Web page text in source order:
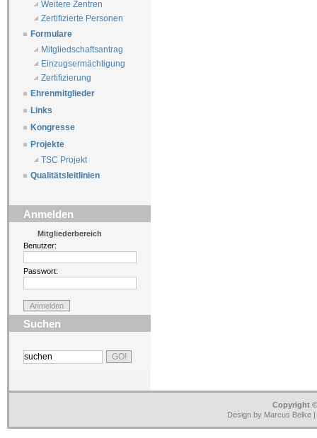
Weitere Zentren
Zertifizierte Personen
Formulare
Mitgliedschaftsantrag
Einzugsermächtigung
Zertifizierung
Ehrenmitglieder
Links
Kongresse
Projekte
TSC Projekt
Qualitätsleitlinien
Anmelden
Mitgliederbereich
Benutzer:
Passwort:
Suchen
Copyright
Design by Marcus Belke